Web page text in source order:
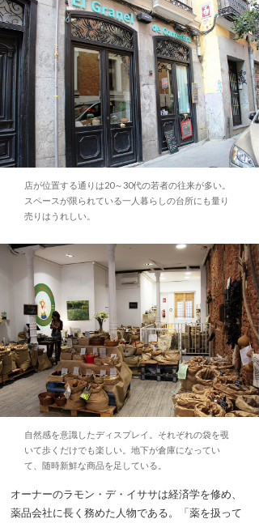
店が位置する通りは20～30代の若者の往来が多い。
スペースが限られている一人暮らしの台所にも量り
売りはうれしい。
自然感を意識したディスプレイ。それぞれの袋を覗
いて歩くだけでも楽しい。地下が倉庫になってい
て、随時新鮮な商品を足している。
オーナーのラモン・デ・イササは経済学を修め、
薬品会社に長く務めた人物である。「薬を扱って